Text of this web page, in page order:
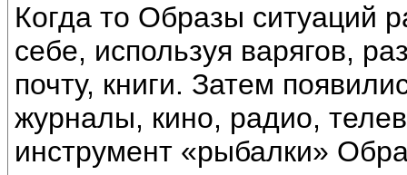
Когда то Образы ситуаций
себе, используя варягов,
почту, книги. Затем
журналы, кино, радио,
инструмент «рыбалки»